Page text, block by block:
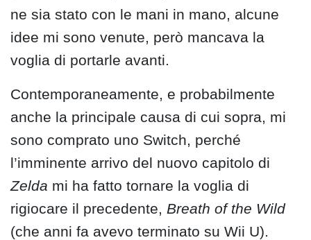
ne sia stato con le mani in mano, alcune
idee mi sono venute, però mancava la
voglia di portarle avanti.
Contemporaneamente, e probabilmente
anche la principale causa di cui sopra, mi
sono comprato uno Switch, perché
l’imminente arrivo del nuovo capitolo di
Zelda mi ha fatto tornare la voglia di
rigiocare il precedente, Breath of the Wild
(che anni fa avevo terminato su Wii U).